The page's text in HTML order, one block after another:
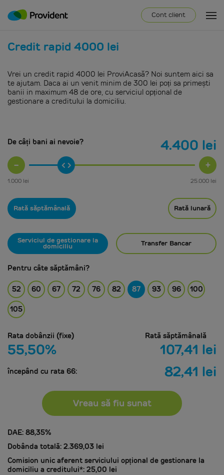
Cont client
Credit rapid 4000 lei
Vrei un credit rapid 4000 lei ProviAcasă? Noi suntem aici sa
te ajutam. Daca ai un venit minim de 300 lei poți sa primești
banii in maximum 48 de ore, cu serviciul opțional de
gestionare a creditului la domiciliu.
De câți bani ai nevoie? 4.400 lei
- +
1.000 lei 25.000 lei
Rată săptămânală Rată lunară
Serviciul de gestionare la
domiciliu Transfer Bancar
Pentru câte săptămâni?
52 60 67 72 76 82 87 93 96 100
105
Rata dobânzii (fixe)
55,50%
Rată săptămânală
107,41 lei
începând cu rata 66: 82,41 lei
Vreau să fiu sunat
DAE: 88,35%
Dobânda totală: 2.369,03 lei
Comision unic aferent serviciului opțional de gestionare la
domiciliu a creditului*: 25,00 lei